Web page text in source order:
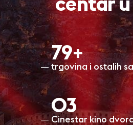
centar
80+
trgovina i ostalih
O3
Cinestar kino